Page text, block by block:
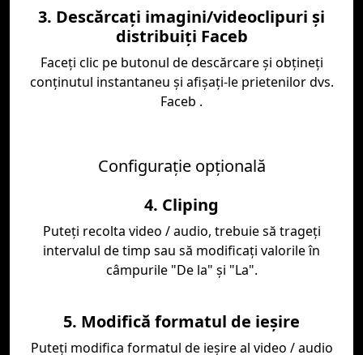
3. Descărcați imagini/videoclipuri și
distribuiți Faceb
Faceți clic pe butonul de descărcare și obțineți
conținutul instantaneu și afișați-le prietenilor dvs.
Faceb .
Configurație opțională
4. Cliping
Puteți recolta video / audio, trebuie să trageți
intervalul de timp sau să modificați valorile în
câmpurile "De la" și "La".
5. Modifică formatul de ieșire
Puteți modifica formatul de ieșire al video / audio